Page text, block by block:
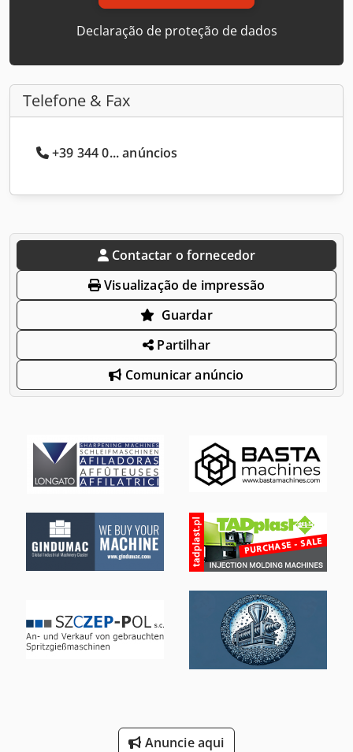
Declaração de proteção de dados
Telefone & Fax
+39 344 0... anúncios
Contactar o fornecedor
Visualização de impressão
Guardar
Partilhar
Comunicar anúncio
Anuncie aqui